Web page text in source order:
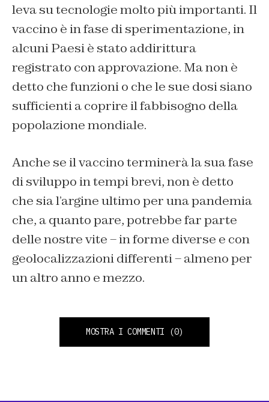
leva su tecnologie molto più importanti. Il
vaccino è in fase di sperimentazione, in
alcuni Paesi è stato addirittura
registrato con approvazione. Ma non è
detto che funzioni o che le sue dosi siano
sufficienti a coprire il fabbisogno della
popolazione mondiale.
Anche se il vaccino terminerà la sua fase
di sviluppo in tempi brevi, non è detto
che sia l’argine ultimo per una pandemia
che, a quanto pare, potrebbe far parte
delle nostre vite – in forme diverse e con
geolocalizzazioni differenti – almeno per
un altro anno e mezzo.
MOSTRA I COMMENTI (0)